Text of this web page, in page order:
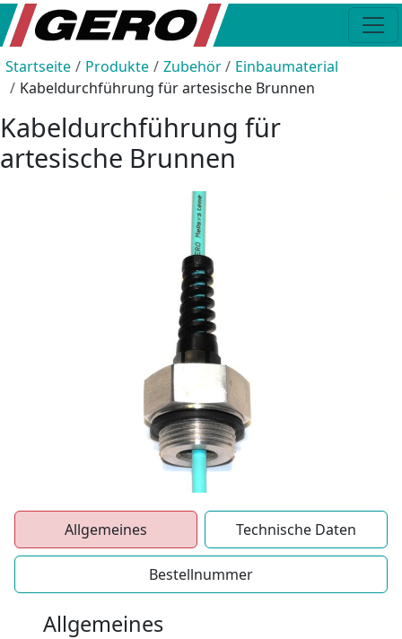
Startseite Produkte Zubehör
Einbaumaterial
Kabeldurchführung für artesische Brunnen
Kabeldurchführung für
artesische Brunnen
Allgemeines Technische Daten
Bestellnummer
Allgemeines